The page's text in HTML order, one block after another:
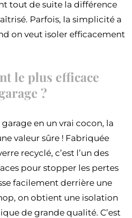
tout de suite la différence
Parfois, la simplicité a
on veut isoler efficacement
le plus efficace
?
en un vrai cocon, la
valeur sûre ! Fabriquée
recyclé, c’est l’un des
pour stopper les pertes
facilement derrière une
on obtient une isolation
de grande qualité. C’est